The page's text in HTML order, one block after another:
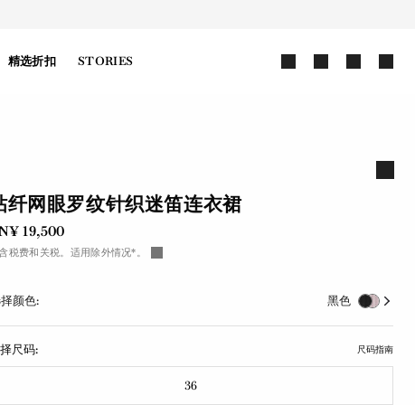
精选折扣 STORIES
纤网眼罗纹针织迷笛连衣裙
19,500
税费和关税。适用除外情况*。
颜色: 黑色
尺码: 尺码指南
36